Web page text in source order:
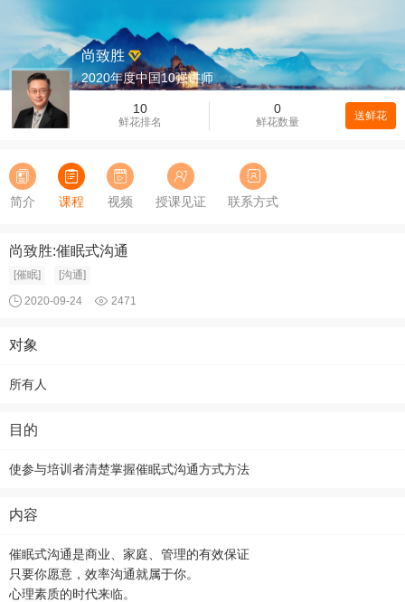
10
鲜花排名
0
鲜花数量 送鲜花
尚致胜
2020年度中国10强讲师
简介 课程 视频 授课见证 联系方式
尚致胜:催眠式沟通
[催眠] [沟通]
2020-09-24 2471
对象
所有人
目的
使参与培训者清楚掌握催眠式沟通方式方法
内容
催眠式沟通是商业、家庭、管理的有效保证
只要你愿意，效率沟通就属于你。
心理素质的时代来临。